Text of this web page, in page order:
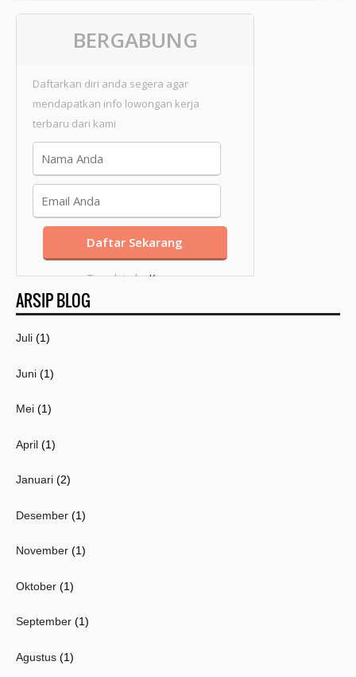
BERGABUNG
Daftarkan diri anda segera agar
mendapatkan info lowongan kerja
terbaru dari kami
Template byKang
Mousir
ARSIP BLOG
Juli (1)
Juni (1)
Mei (1)
April (1)
Januari (2)
Desember (1)
November (1)
Oktober (1)
September (1)
Agustus (1)